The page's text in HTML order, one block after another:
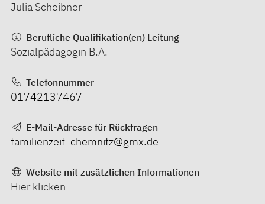
Julia Scheibner
Berufliche Qualifikation(en) Leitung
Sozialpädagogin B.A.
Telefonnummer
01742137467
E-Mail-Adresse für Rückfragen
familienzeit_chemnitz@gmx.de
Website mit zusätzlichen Informationen
Hier klicken